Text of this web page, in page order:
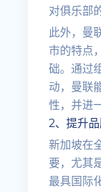
对俱乐部
此外，曼
市的特点
础。通过
动，曼联
性，并进
2、提升
新加坡在
要，尤其
最具国际